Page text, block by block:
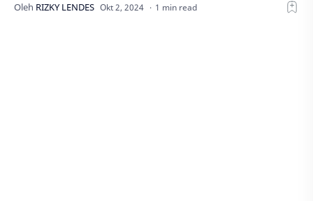
1 min read